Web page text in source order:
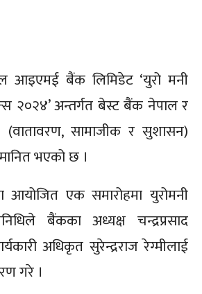
आइएमई बैंक लिमिडेट ‘युरो मनी
२०२४’ अन्तर्गत बेस्ट बैंक नेपाल र
सामाजीक र सुशासन)
भएको छ ।
आयोजित एक समारोहमा युरोमनी
बैंकका अध्यक्ष चन्द्रप्रसाद
अधिकृत सुरेन्द्रराज रेग्मीलाई
गरे ।